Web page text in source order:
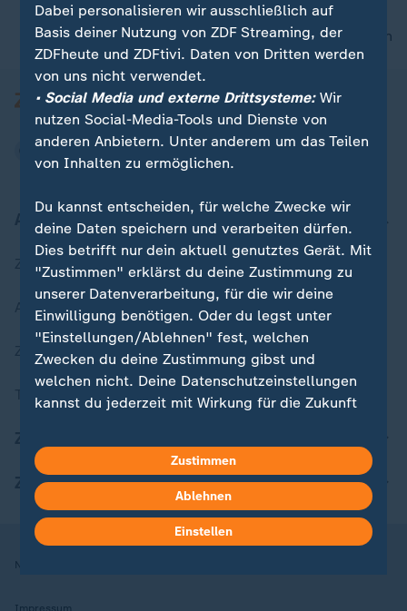
nach oben
Aktuell bei ZDFheute
Zuletzt veröffentlicht
Aktuelle Sendungs-Videos
ZDFheute Stories
Themen im Überblick
ZDFheute Apps
Nutzungsbedingungen
Impressum
Dabei personalisieren wir ausschließlich auf
Basis deiner Nutzung von ZDF Streaming, der
ZDFheute und ZDFtivi. Daten von Dritten werden
von uns nicht verwendet.
• Social Media und externe Drittsysteme:Wir
nutzen Social-Media-Tools und Dienste von
anderen Anbietern. Unter anderem um das Teilen
von Inhalten zu ermöglichen.
Du kannst entscheiden, für welche Zwecke wir
deine Daten speichern und verarbeiten dürfen.
Dies betrifft nur dein aktuell genutztes Gerät. Mit
"Zustimmen" erklärst du deine Zustimmung zu
unserer Datenverarbeitung, für die wir deine
Einwilligung benötigen. Oder du legst unter
"Einstellungen/Ablehnen" fest, welchen
Zwecken du deine Zustimmung gibst und
welchen nicht. Deine Datenschutzeinstellungen
kannst du jederzeit mit Wirkung für die Zukunft
Hier findest du das Impressum.
Weitere Informationen findest du in unserer
Datenschutzerklärung.
Zustimmen
Ablehnen
Einstellen